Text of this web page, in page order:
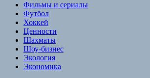
Фильмы и сериалы
Футбол
Хоккей
Ценности
Шахматы
Шоу-бизнес
Экология
Экономика